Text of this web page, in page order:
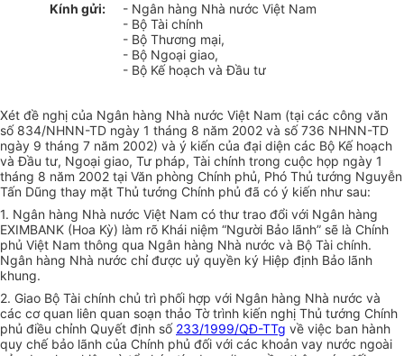
Kính gửi:
- Ngân hàng Nhà nước Việt Nam
- Bộ Tài chính
- Bộ Thương mại,
- Bộ Ngoại giao,
- Bộ Kế hoạch và Đầu tư
Xét đề nghị của Ngân hàng Nhà nước Việt Nam (tại các công văn
số 834/NHNN-TD ngày 1 tháng 8 năm 2002 và số 736 NHNN-TD
ngày 9 tháng 7 năm 2002) và ý kiến của đại diện các Bộ Kế hoạch
và Đầu tư, Ngoại giao, Tư pháp, Tài chính trong cuộc họp ngày 1
tháng 8 năm 2002 tại Văn phòng Chính phủ, Phó Thủ tướng Nguyễn
Tấn Dũng thay mặt Thủ tướng Chính phủ đã có ý kiến như sau:
1. Ngân hàng Nhà nước Việt Nam có thư trao đổi với Ngân hàng
EXIMBANK (Hoa Kỳ) làm rõ Khái niệm “Người Bảo lãnh” sẽ là Chính
phủ Việt Nam thông qua Ngân hàng Nhà nước và Bộ Tài chính.
Ngân hàng Nhà nước chỉ được uỷ quyền ký Hiệp định Bảo lãnh
khung.
2. Giao Bộ Tài chính chủ trì phối hợp với Ngân hàng Nhà nước và
các cơ quan liên quan soạn thảo Tờ trình kiến nghị Thủ tướng Chính
phủ điều chỉnh Quyết định số 233/1999/QĐ-TTg về việc ban hành
quy chế bảo lãnh của Chính phủ đối với các khoản vay nước ngoài